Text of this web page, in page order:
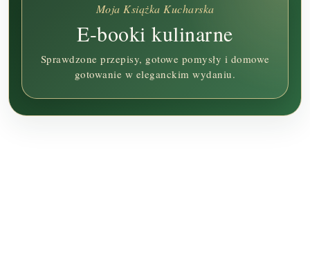
Moja Książka Kucharska
E-booki kulinarne
Sprawdzone przepisy, gotowe pomysły i domowe
gotowanie w eleganckim wydaniu.